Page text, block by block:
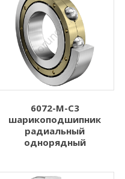
Динамическая
нагрузка Cr (N)
Динамическая нагрузка Cr (N)
6072-M-C3
шарикоподшипник
радиальный
однорядный